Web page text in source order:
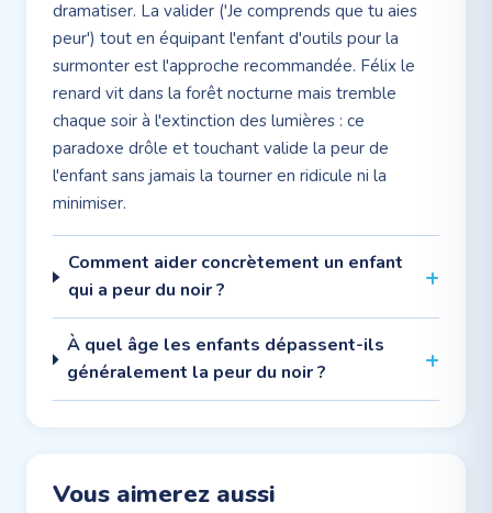
dramatiser. La valider ('Je comprends que tu aies
peur') tout en équipant l'enfant d'outils pour la
surmonter est l'approche recommandée. Félix le
renard vit dans la forêt nocturne mais tremble
chaque soir à l'extinction des lumières : ce
paradoxe drôle et touchant valide la peur de
l'enfant sans jamais la tourner en ridicule ni la
minimiser.
Comment aider concrètement un enfant
qui a peur du noir ?
À quel âge les enfants dépassent-ils
généralement la peur du noir ?
Vous aimerez aussi